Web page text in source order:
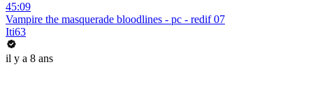
45:09
Vampire the masquerade bloodlines - pc - redif 07
Iti63
il y a 8 ans